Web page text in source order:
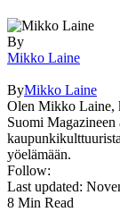
By
Mikko Laine
ByMikko Laine
Olen Mikko Laine,
Suomi Magazineen
yöelämään.
Follow:
Last updated:
8 Min Read